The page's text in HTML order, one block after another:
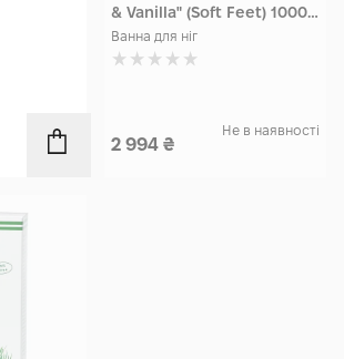
& Vanilla" (Soft Feet) 1000
мл
Ванна для ніг
2 994 ₴
Не в наявності